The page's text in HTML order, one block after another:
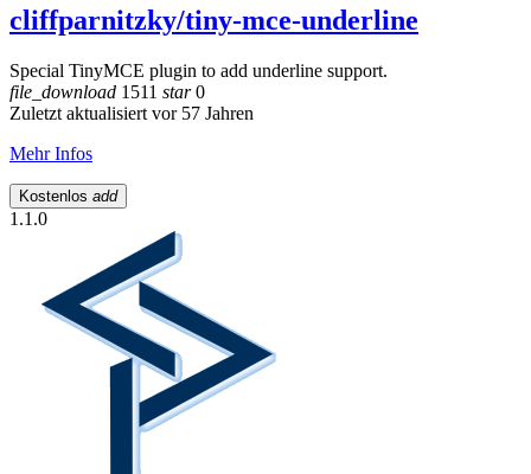
cliffparnitzky/tiny-mce-underline
Special TinyMCE plugin to add underline support.
file_download 1511 star0
Zuletzt aktualisiert vor 57 Jahren
Mehr Infos
Kostenlos add
1.1.0